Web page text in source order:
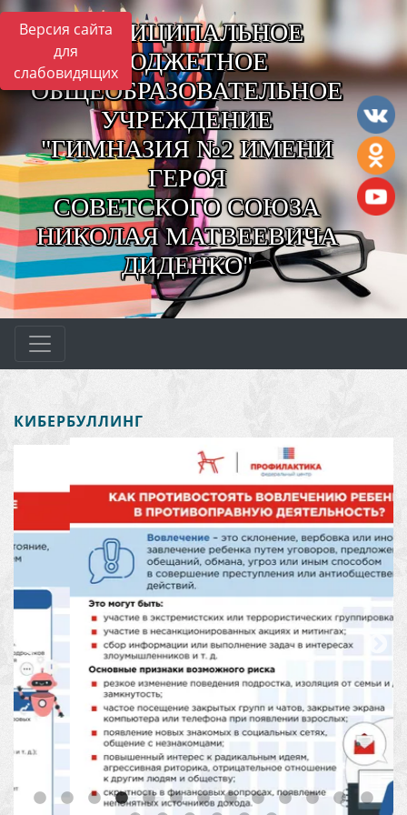
Версия сайта
для
слабовидящих
МУНИЦИПАЛЬНОЕ
БЮДЖЕТНОЕ
ОБЩЕОБРАЗОВАТЕЛЬНОЕ
УЧРЕЖДЕНИЕ
"ГИМНАЗИЯ №2 ИМЕНИ
ГЕРОЯ
СОВЕТСКОГО СОЮЗА
НИКОЛАЯ МАТВЕЕВИЧА
ДИДЕНКО"
КИБЕРБУЛЛИНГ